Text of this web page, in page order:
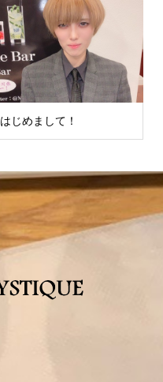
はじめまして！